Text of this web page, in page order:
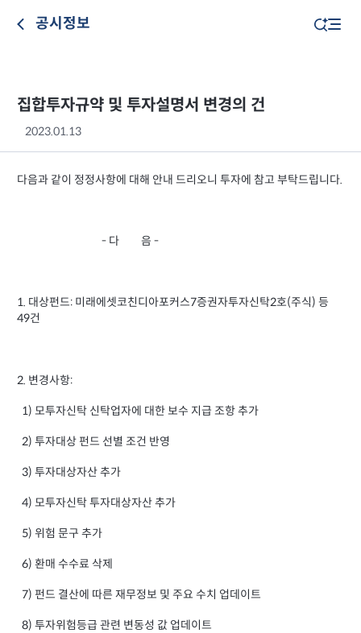
공시정보
집합투자규약 및 투자설명서 변경의 건
2023.01.13
다음과 같이 정정사항에 대해 안내 드리오니 투자에 참고 부탁드립니다.
- 다 음 -
1. 대상펀드: 미래에셋코친디아포커스7증권자투자신탁2호(주식) 등
49건
2. 변경사항:
1) 모투자신탁 신탁업자에 대한 보수 지급 조항 추가
2) 투자대상 펀드 선별 조건 반영
3) 투자대상자산 추가
4) 모투자신탁 투자대상자산 추가
5) 위험 문구 추가
6) 환매 수수료 삭제
7) 펀드 결산에 따른 재무정보 및 주요 수치 업데이트
8) 투자위험등급 관련 변동성 값 업데이트